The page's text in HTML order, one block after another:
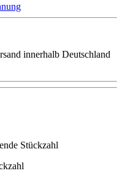
innerhalb Deutschland